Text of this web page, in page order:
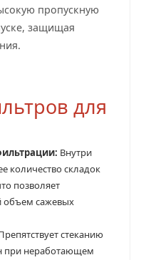
пропускную
защищая
для
Внутри
количество складок
позволяет
объем сажевых
стеканию
при неработающем